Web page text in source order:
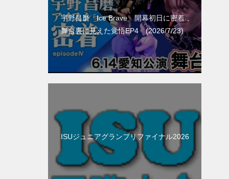
宇野昌磨「Ice Brave」開幕初日に密着 、
舞台裏に見えた覚悟EP4 (2026/7/23)
ISUジュニアグランプリファイナル2026